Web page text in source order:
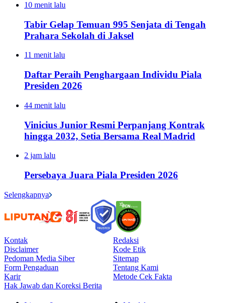
10 menit lalu
Tabir Gelap Temuan 995 Senjata di Tengah
Prahara Sekolah di Jaksel
11 menit lalu
Daftar Peraih Penghargaan Individu Piala
Presiden 2026
44 menit lalu
Vinicius Junior Resmi Perpanjang Kontrak
hingga 2032, Setia Bersama Real Madrid
2 jam lalu
Persebaya Juara Piala Presiden 2026
Selengkapnya
Kontak
Redaksi
Disclaimer
Kode Etik
Pedoman Media Siber
Sitemap
Form Pengaduan
Tentang Kami
Karir
Metode Cek Fakta
Hak Jawab dan Koreksi Berita